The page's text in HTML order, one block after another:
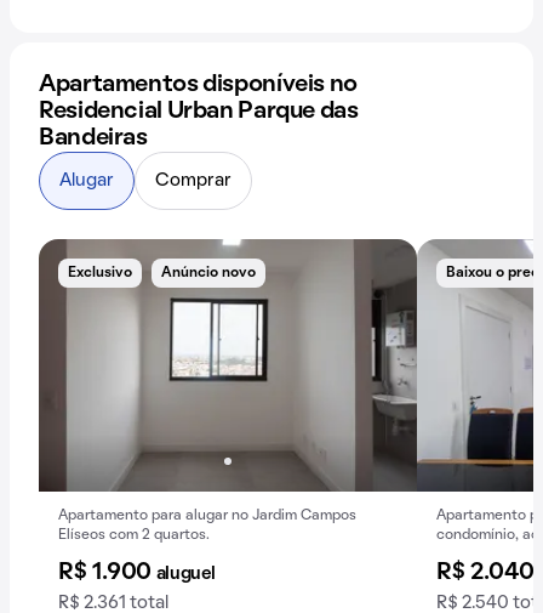
Apartamentos disponíveis no
Residencial Urban Parque das
Bandeiras
Exclusivo Anúncio novo
Apartamento para alugar no Jardim Campos
Elíseos com 2 quartos.
R$ 1.900 aluguel
R$ 2.361 total
Baixou o
Apartamento
condomínio,
R$ 2.040
R$ 2.540
Alugar Comprar